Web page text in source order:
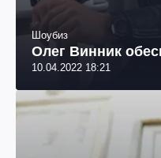
Шоубиз
Олег Винник
10.04.2022 18:21